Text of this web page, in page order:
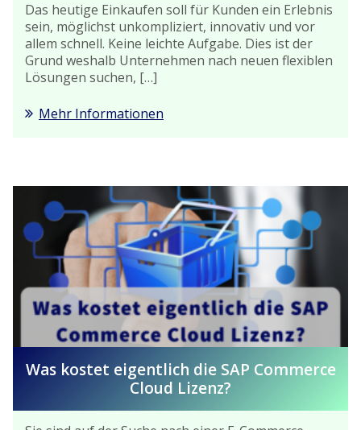
Das heutige Einkaufen soll für Kunden ein Erlebnis
sein, möglichst unkompliziert, innovativ und vor
allem schnell. Keine leichte Aufgabe. Dies ist der
Grund weshalb Unternehmen nach neuen flexiblen
Lösungen suchen, […]
Mehr Informationen
Was kostet eigentlich die SAP Commerce
Cloud Lizenz?